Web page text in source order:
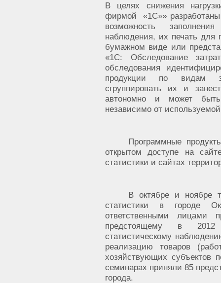
В целях снижения
фирмой
«1С»»
возможность
наблюдения, их печать для
бумажном виде или
«1С: Обследование
обследования
продукции по видам
сгруппировать их и
автономно и может
независимо от
Программные
открытом доступе на
статистики и сайтах
В октябре и ноябре
статистики в городе
ответственными лицами
предстоящему в 2012
статистическому
реализацию товаров
хозяйствующих субъектов
семинарах приняли 85
города.